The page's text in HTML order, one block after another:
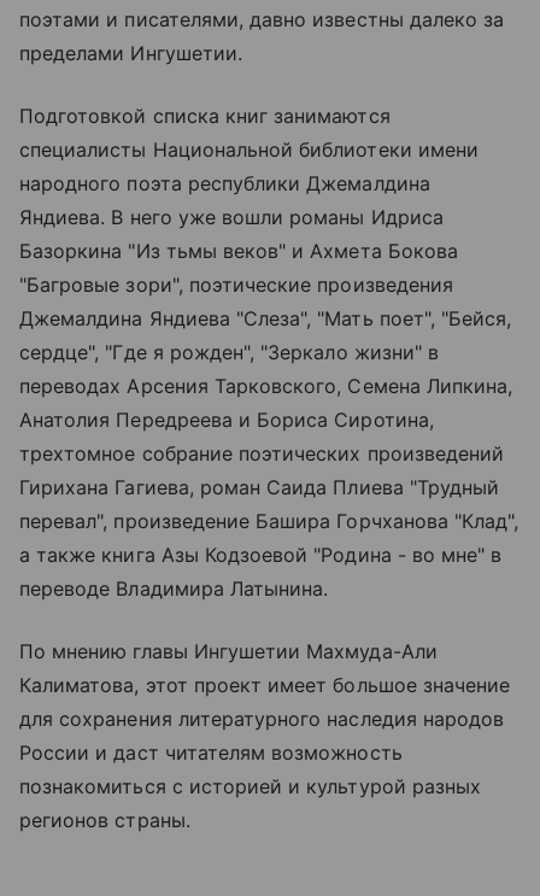
поэтами и писателями, давно известны далеко за
пределами Ингушетии.
Подготовкой списка книг занимаются
специалисты Национальной библиотеки имени
народного поэта республики Джемалдина
Яндиева. В него уже вошли романы Идриса
Базоркина "Из тьмы веков" и Ахмета Бокова
"Багровые зори", поэтические произведения
Джемалдина Яндиева "Слеза", "Мать поет", "Бейся,
сердце", "Где я рожден", "Зеркало жизни" в
переводах Арсения Тарковского, Семена Липкина,
Анатолия Передреева и Бориса Сиротина,
трехтомное собрание поэтических произведений
Гирихана Гагиева, роман Саида Плиева "Трудный
перевал", произведение Башира Горчханова "Клад",
а также книга Азы Кодзоевой "Родина - во мне" в
переводе Владимира Латынина.
По мнению главы Ингушетии Махмуда-Али
Калиматова, этот проект имеет большое значение
для сохранения литературного наследия народов
России и даст читателям возможность
познакомиться с историей и культурой разных
регионов страны.